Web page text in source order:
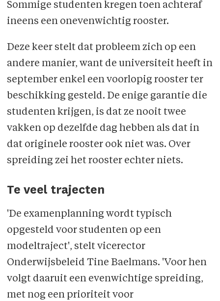
Sommige studenten kregen toen achteraf
ineens een onevenwichtig rooster.
Deze keer stelt dat probleem zich op een
andere manier, want de universiteit heeft in
september enkel een voorlopig rooster ter
beschikking gesteld. De enige garantie die
studenten krijgen, is dat ze nooit twee
vakken op dezelfde dag hebben als dat in
dat originele rooster ook niet was. Over
spreiding zei het rooster echter niets.
Te veel trajecten
'De examenplanning wordt typisch
opgesteld voor studenten op een
modeltraject', stelt vicerector
Onderwijsbeleid Tine Baelmans. 'Voor hen
volgt daaruit een evenwichtige spreiding,
met nog een prioriteit voor